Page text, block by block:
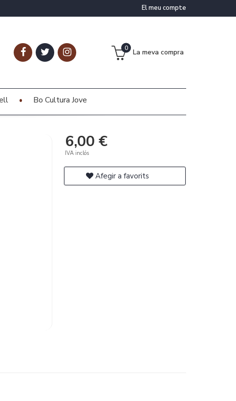
El meu compte
La meva compra
0
Bo Cultura Jove
6,00 €
IVA inclós
Afegir a favorits